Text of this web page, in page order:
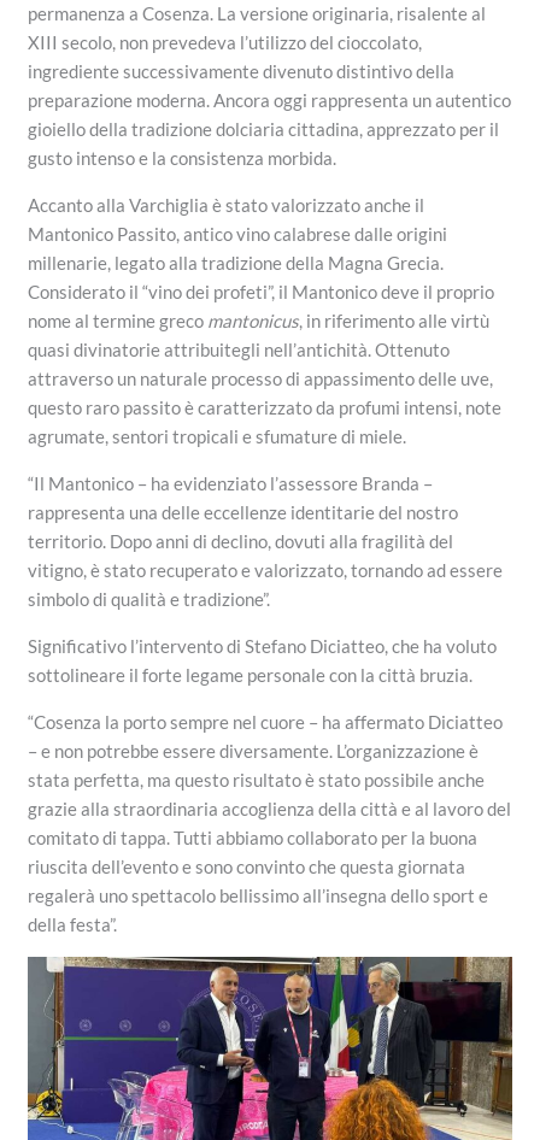
permanenza a Cosenza. La versione originaria, risalente al
XIII secolo, non prevedeva l’utilizzo del cioccolato,
ingrediente successivamente divenuto distintivo della
preparazione moderna. Ancora oggi rappresenta un autentico
gioiello della tradizione dolciaria cittadina, apprezzato per il
gusto intenso e la consistenza morbida.
Accanto alla Varchiglia è stato valorizzato anche il
Mantonico Passito, antico vino calabrese dalle origini
millenarie, legato alla tradizione della Magna Grecia.
Considerato il “vino dei profeti”, il Mantonico deve il proprio
nome al termine greco mantonicus, in riferimento alle virtù
quasi divinatorie attribuitegli nell’antichità. Ottenuto
attraverso un naturale processo di appassimento delle uve,
questo raro passito è caratterizzato da profumi intensi, note
agrumate, sentori tropicali e sfumature di miele.
“Il Mantonico – ha evidenziato l’assessore Branda –
rappresenta una delle eccellenze identitarie del nostro
territorio. Dopo anni di declino, dovuti alla fragilità del
vitigno, è stato recuperato e valorizzato, tornando ad essere
simbolo di qualità e tradizione”.
Significativo l’intervento di Stefano Diciatteo, che ha voluto
sottolineare il forte legame personale con la città bruzia.
“Cosenza la porto sempre nel cuore – ha affermato Diciatteo
– e non potrebbe essere diversamente. L’organizzazione è
stata perfetta, ma questo risultato è stato possibile anche
grazie alla straordinaria accoglienza della città e al lavoro del
comitato di tappa. Tutti abbiamo collaborato per la buona
riuscita dell’evento e sono convinto che questa giornata
regalerà uno spettacolo bellissimo all’insegna dello sport e
della festa”.